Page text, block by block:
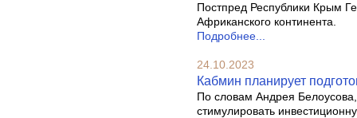
Постпред Республики Крым
Африканского континента.
Подробнее...
24.10.2023
Кабмин планирует
По словам Андрея
стимулировать